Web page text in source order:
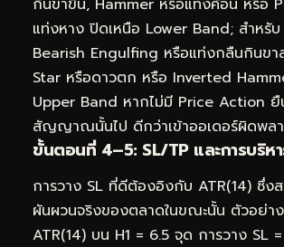
กินขาขึ้น, Hammer หรือแท่งค้อน หรือ
แท่งหาง ปิดเหนือ Lower Band; สำหรั
Bearish Engulfing หรือแท่งกลืนกินข
Star หรือดาวตก หรือ Inverted
Upper Band หากไม่มี Price Action ยื
สัญญาณนั้นไป ดีกว่าเข้าออเดอร์ผิดพล
ขั้นตอนที่ 4–5: SL/TP และการบริห
การวาง SL ที่ดีต้องอิงกับ ATR(14) ซึ่ง
ผันผวนจริงของตลาดในขณะนั้น ตัวอย่า
ATR(14) บน H1 = 6.5 จุด การวาง SL